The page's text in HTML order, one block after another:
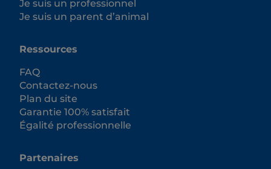
Je suis un professionnel
Je suis un parent d’animal
Ressources
FAQ
Contactez-nous
Plan du site
Garantie 100% satisfait
Égalité professionnelle
Partenaires